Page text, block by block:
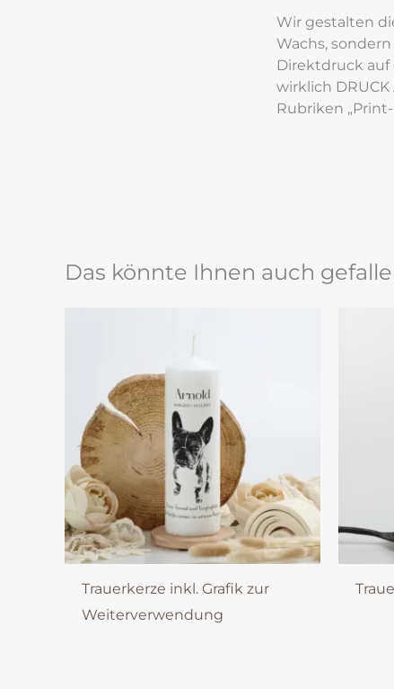
Wir gestalten
Wachs,
Direktdruck auf
wirklich DRUCK
Rubriken
Das könnte Ihnen auch
Trauerkerze inkl. Grafik zur
Weiterverwendung